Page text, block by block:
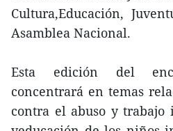
Cultura,Educación,
Asamblea Nacional.
Esta edición del
concentrará en temas
contra el abuso y